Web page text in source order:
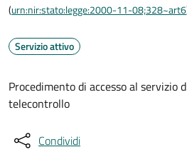
(urn:nir:stato:legge:2000-11-08;328~art6
Servizio attivo
Procedimento di accesso al servizio
telecontrollo
Condividi